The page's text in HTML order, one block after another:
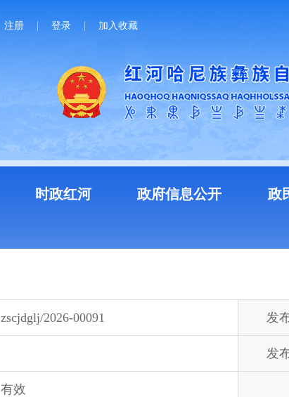
注册 登录 加入收藏
时政红河 政府信息公开 政
zscjdglj/2026-00091 发
发
有效